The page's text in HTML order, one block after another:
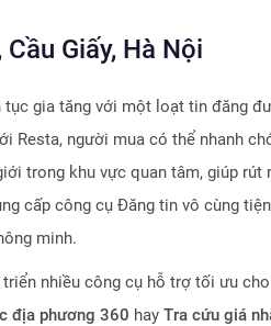
Giấy, Hà Nội
tục gia tăng với một loạt tin đăng
Resta, người mua có thể nhanh
trong khu vực quan tâm, giúp rút
cấp công cụ Đăng tin vô cùng
minh.
nhiều công cụ hỗ trợ tối ưu
địa phương 360 hay Tra cứu giá